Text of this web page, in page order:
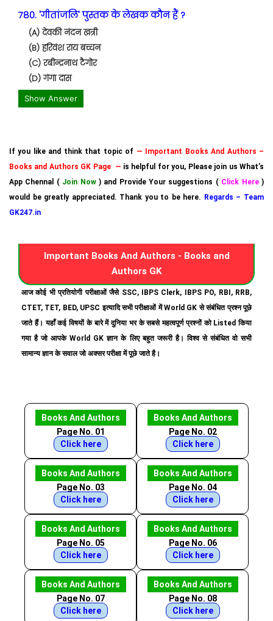
780. 'गीतांजलि' पुस्तक के लेखक कौन हैं ?
(A) देवकी नंदन खत्री
(B) हरिवंश राय बच्चन
(C) रबीन्द्रनाथ टैगोर
(D) गंगा दास
Show Answer
If you like and think that topic of — Important Books And Authors –
Books and Authors GK Page — is helpful for you, Please join us What’s
App Chennal ( Join Now) and Provide Your suggestions ( Click Here)
would be greatly appreciated. Thank you to be here. Regards – Team
GK247.in
Important Books And Authors - Books and
Authors GK
आज कोई भी प्रतियोगी परीक्षाओं जैसे SSC, IBPS Clerk, IBPS PO, RBI, RRB,
CTET, TET, BED, UPSC इत्यादि सभी परीक्षाओं में World GK से संबंधित प्रश्न पूछे
जाते हैं। यहाँ कई विषयों के बारे में दुनिया भर के सबसे महत्वपूर्ण प्रश्नों को Listed किया
गया है जो आपके World GK ज्ञान के लिए बहुत जरूरी है। विश्व से संबंधित वो सभी
सामान्य ज्ञान के सवाल जो अक्सर परीक्षा में पूछे जाते है।
Books And Authors
Page No. 01
Click here
Books And Authors
Page No. 02
Click here
Books And Authors
Page No. 03
Click here
Books And Authors
Page No. 04
Click here
Books And Authors
Page No. 05
Click here
Books And Authors
Page No. 06
Click here
Books And Authors
Page No. 07
Click here
Books And Authors
Page No. 08
Click here